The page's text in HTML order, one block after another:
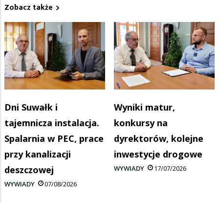
Zobacz także
Dni Suwałk i
tajemnicza instalacja.
Spalarnia w PEC, prace
przy kanalizacji
deszczowej
WYWIADY 07/08/2026
Wyniki matur,
konkursy na
dyrektorów, kolejne
inwestycje drogowe
WYWIADY 17/07/2026